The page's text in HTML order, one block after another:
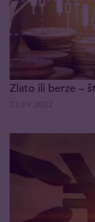
Zlato ili berze –